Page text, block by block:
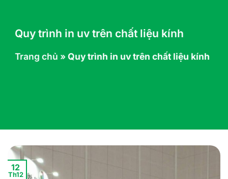
Quy trình in uv trên chất liệu kính
Trang chủ »Quy trình in uv trên chất liệu kính
12
Th12